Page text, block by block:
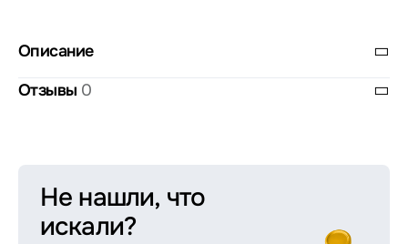
Описание
Отзывы 0
Не нашли, что
искали?